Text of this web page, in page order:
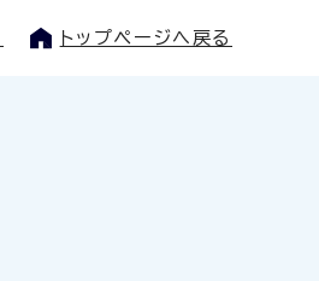
トップページへ戻る